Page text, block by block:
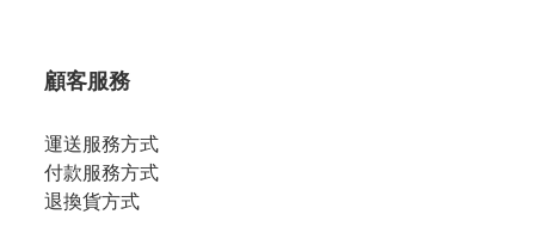
顧客服務
運送服務方式
付款服務方式
退換貨方式